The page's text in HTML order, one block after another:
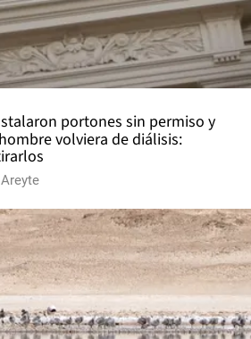
portones sin permiso y
volviera de diálisis: